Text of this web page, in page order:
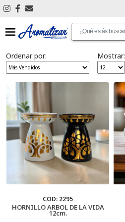
Ordenar por:
Mostrar:
COD: 2295
HORNILLO ARBOL DE LA VIDA
12cm.
Ver Todos
Antimosquitos
Articulos De Limpieza
Aromatizantes De Ambientes
Aromatizantes De Auto
Articulos De Promocion
Bijouterie
Cascadas De Humo